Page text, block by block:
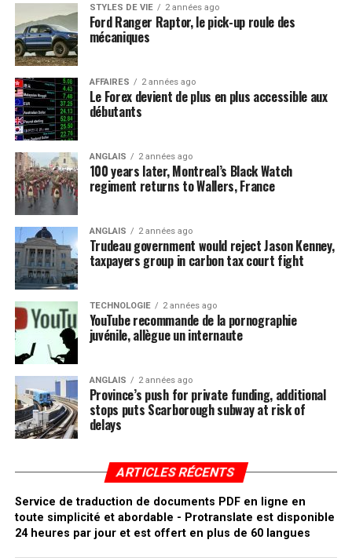
STYLES DE VIE 2 années ago
Ford Ranger Raptor, le pick-up roule des
mécaniques
AFFAIRES 2 années ago
Le Forex devient de plus en plus accessible aux
débutants
ANGLAIS 2 années ago
100 years later, Montreal’s Black Watch
regiment returns to Wallers, France
ANGLAIS 2 années ago
Trudeau government would reject Jason Kenney,
taxpayers group in carbon tax court fight
TECHNOLOGIE 2 années ago
YouTube recommande de la pornographie
juvénile, allègue un internaute
ANGLAIS 2 années ago
Province’s push for private funding, additional
stops puts Scarborough subway at risk of
delays
ARTICLES RÉCENTS
Service de traduction de documents PDF en ligne en
toute simplicité et abordable - Protranslate est disponible
24 heures par jour et est offert en plus de 60 langues